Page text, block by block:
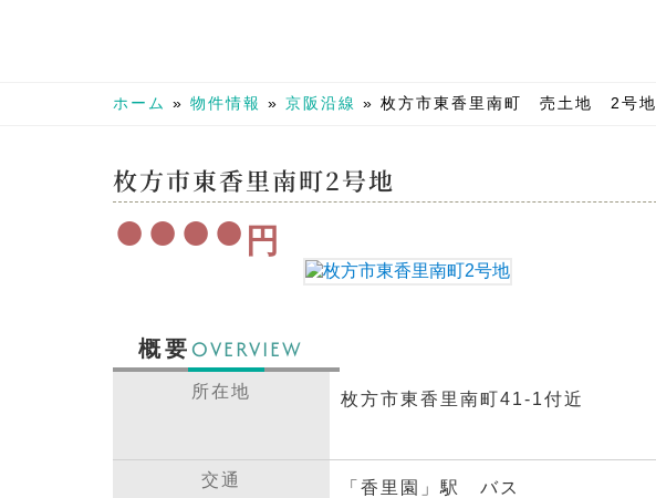
ホーム » 物件情報 » 京阪沿線 » 枚方市東香里南町 売土地 2号地
枚方市東香里南町2号地
●●●● 円
概要OVERVIEW
所在地 枚方市東香里南町41-1付近
交通 「香里園」駅 バス